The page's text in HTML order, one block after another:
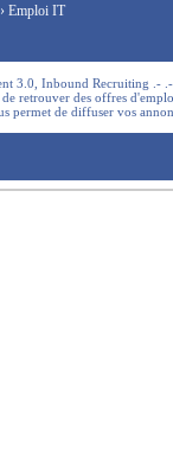
Emploi IT
3.0, Inbound Recruiting .-
retrouver des offres
permet de diffuser vos